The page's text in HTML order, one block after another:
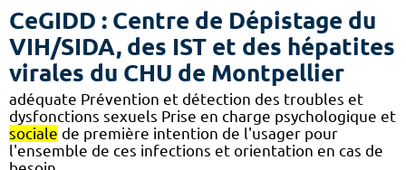
CeGIDD : Centre de Dépistage du
VIH/SIDA, des IST et des hépatites
virales du CHU de Montpellier
adéquate Prévention et détection des troubles et
dysfonctions sexuels Prise en charge psychologique et
sociale de première intention de l'usager pour
l'ensemble de ces infections et orientation en cas de